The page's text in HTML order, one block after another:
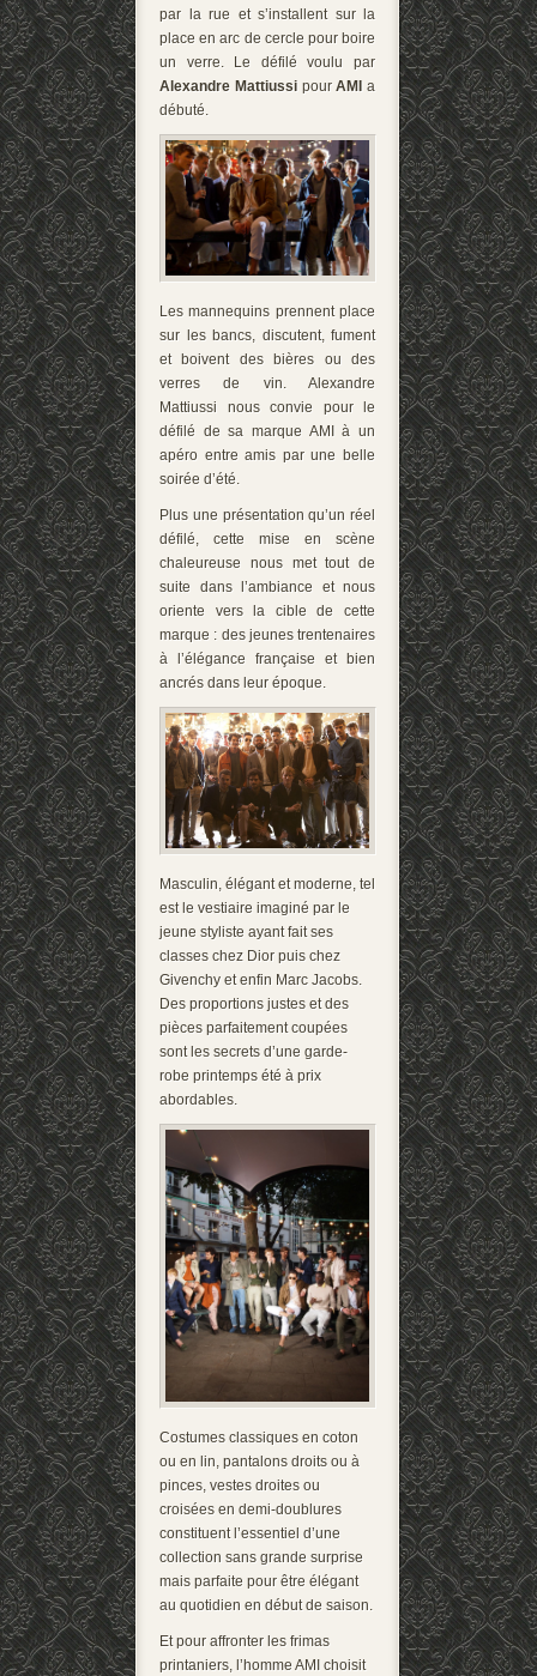
par la rue et s’installent sur la
place en arc de cercle pour boire
un verre. Le défilé voulu par
Alexandre MattiussipourAMI a
débuté.
Les mannequins prennent place
sur les bancs, discutent, fument
et boivent des bières ou des
verres de vin. Alexandre
Mattiussi nous convie pour le
défilé de sa marque AMI à un
apéro entre amis par une belle
soirée d’été.
Plus une présentation qu’un réel
défilé, cette mise en scène
chaleureuse nous met tout de
suite dans l’ambiance et nous
oriente vers la cible de cette
marque : des jeunes trentenaires
à l’élégance française et bien
ancrés dans leur époque.
Masculin, élégant et moderne, tel
est le vestiaire imaginé par le
jeune styliste ayant fait ses
classes chez Dior puis chez
Givenchy et enfin Marc Jacobs.
Des proportions justes et des
pièces parfaitement coupées
sont les secrets d’une garde-
robe printemps été à prix
abordables.
Costumes classiques en coton
ou en lin, pantalons droits ou à
pinces, vestes droites ou
croisées en demi-doublures
constituent l’essentiel d’une
collection sans grande surprise
mais parfaite pour être élégant
au quotidien en début de saison.
Et pour affronter les frimas
printaniers, l’homme AMI choisit